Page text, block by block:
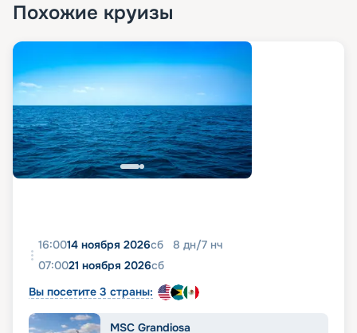
Похожие круизы
16:0014 ноября 2026сб 8 дн/7 нч
07:0021 ноября 2026сб
Вы посетите 3 страны:
MSC Grandiosa